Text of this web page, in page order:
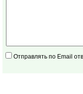
Отправлять по Email